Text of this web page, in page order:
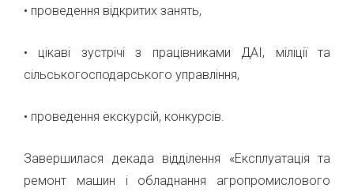
• проведення відкритих занять,
• цікаві зустрічі з працівниками ДАІ, міліції та
сільськогосподарського управління,
• проведення екскурсій, конкурсів.
Завершилася декада відділення «Експлуатація та
ремонт машин і обладнання агропромислового